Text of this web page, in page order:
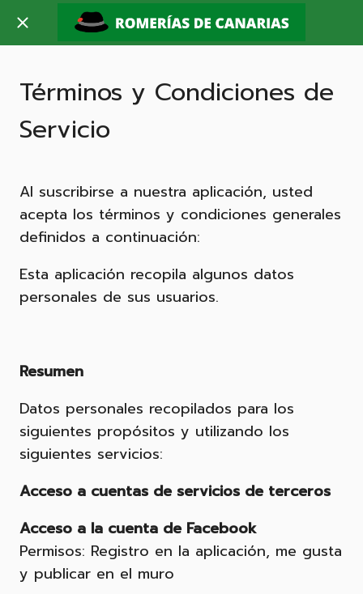
Términos y Condiciones de
Servicio
Al suscribirse a nuestra aplicación, usted
acepta los términos y condiciones generales
definidos a continuación:
Esta aplicación recopila algunos datos
personales de sus usuarios.
Resumen
Datos personales recopilados para los
siguientes propósitos y utilizando los
siguientes servicios:
Acceso a cuentas de servicios de terceros
Acceso a la cuenta de Facebook
Permisos: Registro en la aplicación, me gusta
y publicar en el muro